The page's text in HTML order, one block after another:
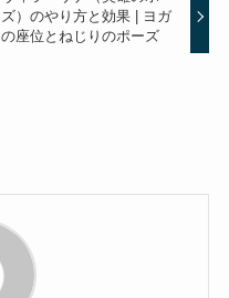
ズ）のやり方と効果 | ヨガ
の座位とねじりのポーズ